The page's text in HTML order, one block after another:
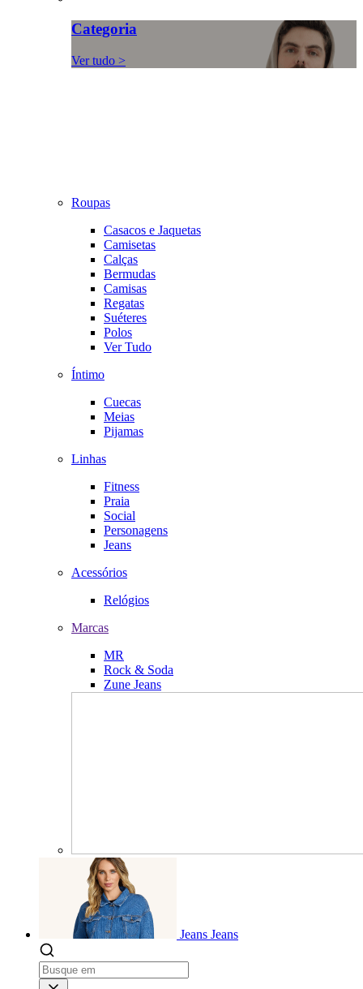
Categoria
Ver tudo >
Roupas
Casacos e Jaquetas
Camisetas
Calças
Bermudas
Camisas
Regatas
Suéteres
Polos
Ver Tudo
Íntimo
Cuecas
Meias
Pijamas
Linhas
Fitness
Praia
Social
Personagens
Jeans
Acessórios
Relógios
Marcas
MR
Rock & Soda
Zune Jeans
Jeans Jeans